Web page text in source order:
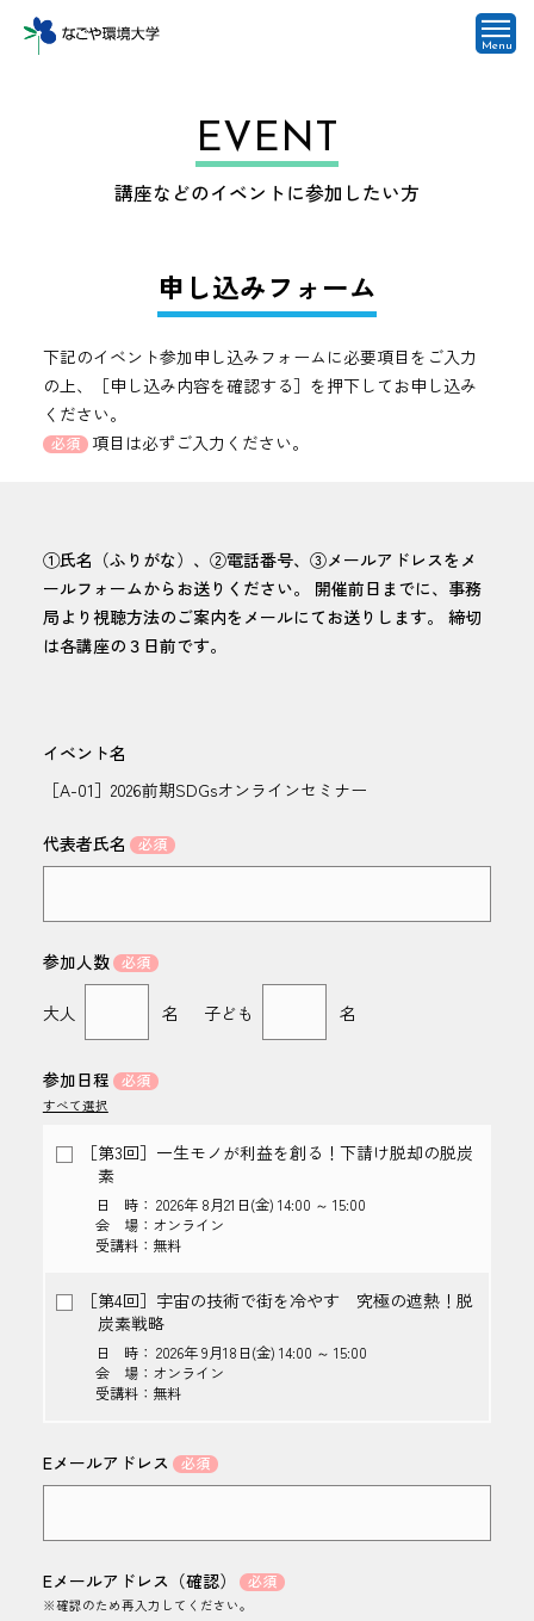
Menu
EVENT
講座などのイベントに参加したい方
申し込みフォーム
下記のイベント参加申し込みフォームに必要項目をご入力
の上、［申し込み内容を確認する］を押下してお申し込み
ください。
必須 項目は必ずご入力ください。
①氏名（ふりがな）、②電話番号、③メールアドレスをメ
ールフォームからお送りください。 開催前日までに、事務
局より視聴方法のご案内をメールにてお送りします。 締切
は各講座の３日前です。
イベント名
［A-01］2026前期SDGsオンラインセミナー
代表者氏名
参加人数
大人 名 子ども 名
参加日程
すべて選択
［第3回］一生モノが利益を創る！下請け脱却の脱炭
素
日 時： 2026年 8月21日(金) 14:00 ～ 15:00
会 場：オンライン
受講料：無料
［第4回］宇宙の技術で街を冷やす 究極の遮熱！脱
炭素戦略
日 時： 2026年 9月18日(金) 14:00 ～ 15:00
会 場：オンライン
受講料：無料
Eメールアドレス
Eメールアドレス（確認）
※確認のため再入力してください。